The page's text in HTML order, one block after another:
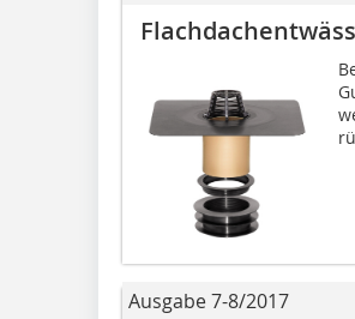
Ausgabe 7-8/2017